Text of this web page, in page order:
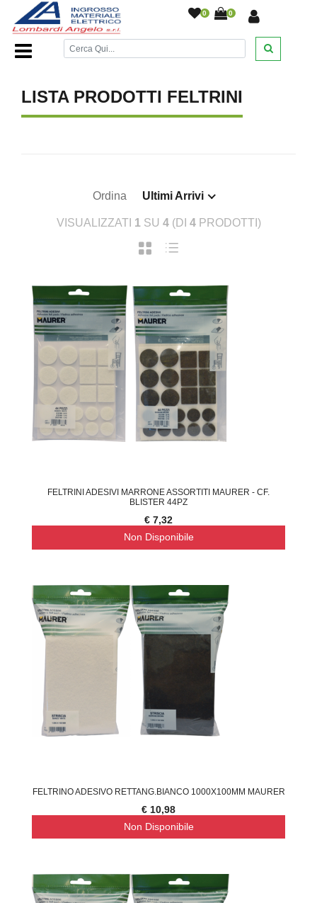
0 0
Home Page/DESANTIS////
LISTA PRODOTTI FELTRINI
Ordina Ultimi Arrivi
VISUALIZZATI 1 SU 4(DI 4PRODOTTI)
FELTRINI ADESIVI MARRONE ASSORTITI MAURER - CF.
BLISTER 44PZ
€ 7,32
Non Disponibile
FELTRINO ADESIVO RETTANG.BIANCO 1000X100MM MAURER
€ 10,98
Non Disponibile